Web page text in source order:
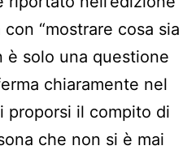
“mostrare cosa sia
è solo una questione
chiaramente nel
proporsi il compito di
che non si è mai